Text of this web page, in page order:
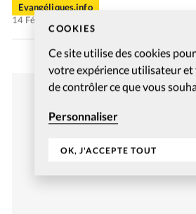
COOKIES
Ce site utilise des cookies
votre expérience utilisateur et
de contrôler ce que vous
Personnaliser
OK, J'ACCEPTE TOUT
Evangéliques.info
14 Fév 2023